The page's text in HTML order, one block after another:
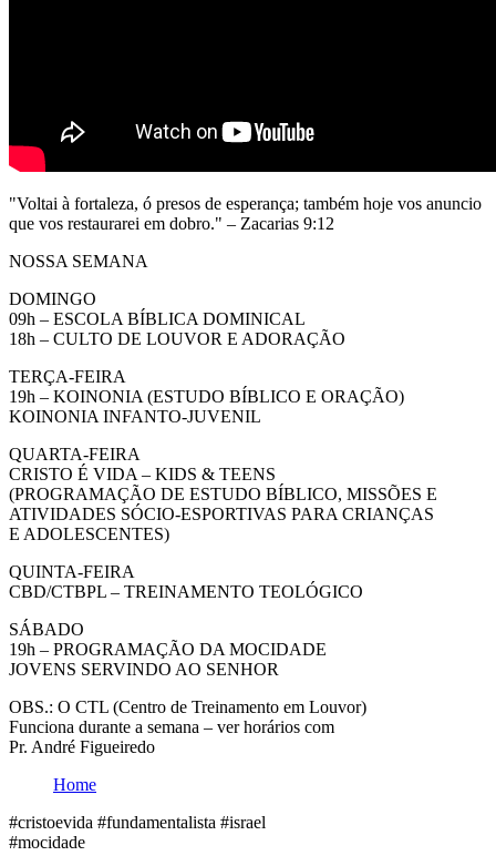
"Voltai à fortaleza, ó presos de esperança; também hoje vos anuncio
que vos restaurarei em dobro." – Zacarias 9:12
NOSSA SEMANA
DOMINGO
09h – ESCOLA BÍBLICA DOMINICAL
18h – CULTO DE LOUVOR E ADORAÇÃO
TERÇA-FEIRA
19h – KOINONIA (ESTUDO BÍBLICO E ORAÇÃO)
KOINONIA INFANTO-JUVENIL
QUARTA-FEIRA
CRISTO É VIDA – KIDS & TEENS
(PROGRAMAÇÃO DE ESTUDO BÍBLICO, MISSÕES E
ATIVIDADES SÓCIO-ESPORTIVAS PARA CRIANÇAS
E ADOLESCENTES)
QUINTA-FEIRA
CBD/CTBPL – TREINAMENTO TEOLÓGICO
SÁBADO
19h – PROGRAMAÇÃO DA MOCIDADE
JOVENS SERVINDO AO SENHOR
OBS.: O CTL (Centro de Treinamento em Louvor)
Funciona durante a semana – ver horários com
Pr. André Figueiredo
Home
#cristoevida #fundamentalista #israel
#mocidade